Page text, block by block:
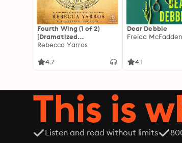
Fourth Wing (1 of 2)
[Dramatized
Adaptation]: The
Rebecca Yarros
4.7
Dear Debbie
Freida McFadden
4.1
This is
Listen and read without limits